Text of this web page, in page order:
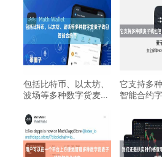
包括比特币、以太坊、
波场等多种数字货麦子
它支持多
智能合约